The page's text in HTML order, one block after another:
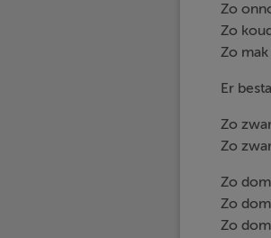
Zo
Zo
Zo
Er
Zo
Zo
Zo
Zo
Zo